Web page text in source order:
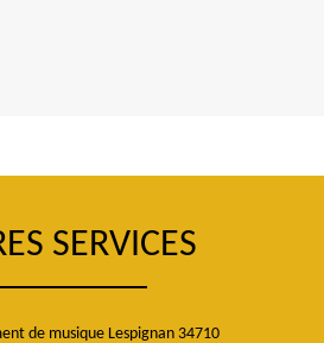
SERVICES
de musique Lespignan 34710